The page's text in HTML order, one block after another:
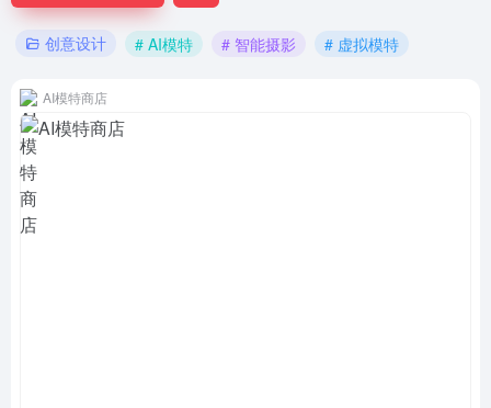
创意设计 # AI模特 # 智能摄影 # 虚拟模特
AI模特商店